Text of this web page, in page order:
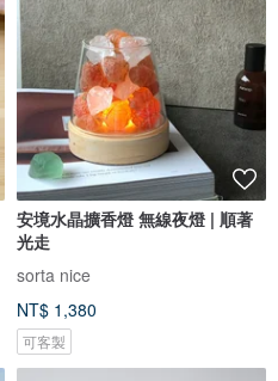
安境水晶擴香燈 無線夜燈 | 順著
光走
sorta nice
NT$ 1,380
可客製